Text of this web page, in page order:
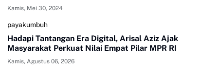
Kamis, Mei 30, 2024
payakumbuh
Hadapi Tantangan Era Digital, Arisal Aziz Ajak
Masyarakat Perkuat Nilai Empat Pilar MPR RI
Kamis, Agustus 06, 2026